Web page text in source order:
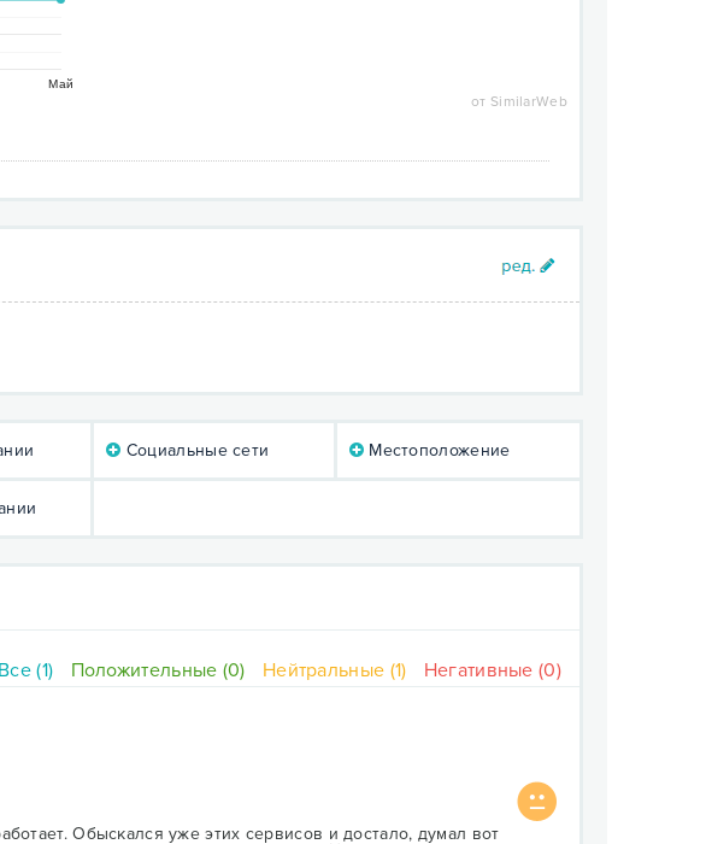
Май
от SimilarWeb
Социальные сети Местоположение
Все (1) Положительные (0) Нейтральные (1) Негативные (0)
Обыскался уже этих сервисов и достало, думал вот